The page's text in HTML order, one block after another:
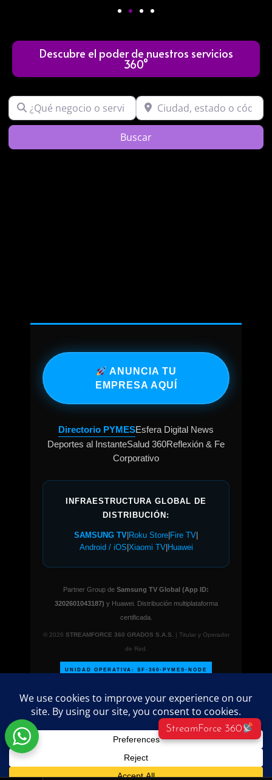
StreamForce 360
Descubre el poder de nuestros servicios
360°
¿Qué negocio o servicio buscas?Ciudad, estado o código
BuscarSearch
ANUNCIA TU
EMPRESA AQUÍ
Directorio PYMESEsfera Digital News
Deportes al InstanteSalud 360Reflexión & Fe
Corporativo
INFRAESTRUCTURA GLOBAL DE
DISTRIBUCIÓN:
SAMSUNG TV Roku Store Fire TV
Android / iOS Xiaomi TV| Huawei
Partner Group de Samsung TV Global (App ID:
3202601043187) y Huawei. Distribución multiplataforma
certificada.
© 2026 STREAMFORCE 360 GRADOS S.A.S. | Titular y Operador
de Red.
UNIDAD OPERATIVA: SF-360-PYMES-NODE
derechos reservados.Directorio empresarial